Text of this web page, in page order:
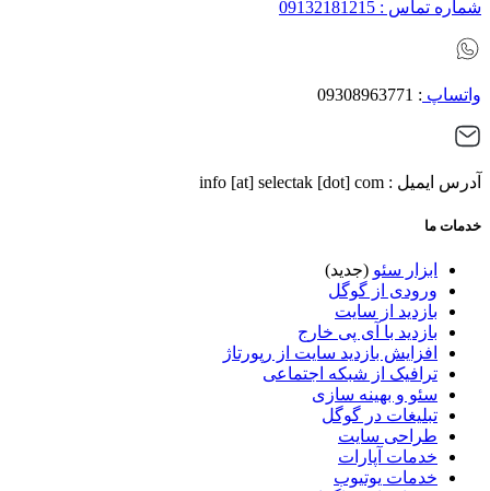
شماره تماس : 09132181215
واتساپ : 09308963771
آدرس ایمیل : info [at] selectak [dot] com
خدمات ما
ابزار سئو (جدید)
ورودی از گوگل
بازدید از سایت
بازدید با آی پی خارج
افزایش بازدید سایت از رپورتاژ
ترافیک از شبکه اجتماعی
سئو و بهینه سازی
تبلیغات در گوگل
طراحی سایت
خدمات آپارات
خدمات یوتیوب